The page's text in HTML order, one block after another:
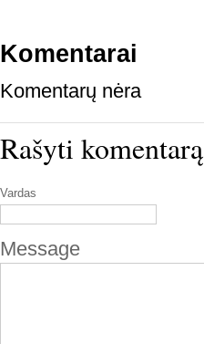
Komentarai
Komentarų nėra
Rašyti komentarą
Vardas
Message